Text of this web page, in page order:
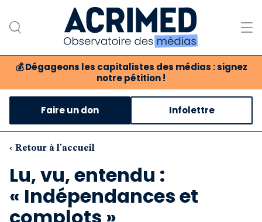
💰 Dégageons les capitalistes des médias : signez
notre pétition !
Notre association
Notre critique des médias
Nos propositions
Notre revue
Boutique
Faire un don Infolettre
‹ Retour à l'accueil
Lu, vu, entendu :
« Indépendances et